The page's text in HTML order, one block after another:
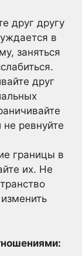
друг другу
в
заняться
друг
не ревнуйте
границы в
их. Не